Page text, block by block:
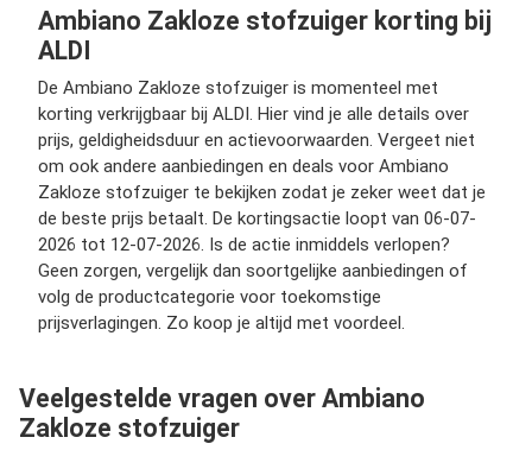
Ambiano Zakloze stofzuiger korting bij
ALDI
De Ambiano Zakloze stofzuiger is momenteel met
korting verkrijgbaar bij ALDI. Hier vind je alle details over
prijs, geldigheidsduur en actievoorwaarden. Vergeet niet
om ook andere aanbiedingen en deals voor Ambiano
Zakloze stofzuiger te bekijken zodat je zeker weet dat je
de beste prijs betaalt. De kortingsactie loopt van 06-07-
2026 tot 12-07-2026. Is de actie inmiddels verlopen?
Geen zorgen, vergelijk dan soortgelijke aanbiedingen of
volg de productcategorie voor toekomstige
prijsverlagingen. Zo koop je altijd met voordeel.
Veelgestelde vragen over Ambiano
Zakloze stofzuiger